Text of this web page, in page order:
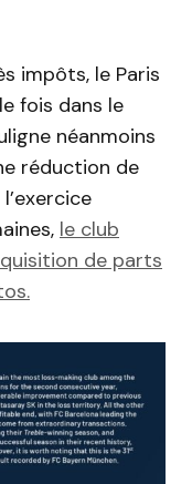
impôts, le Paris
fois dans le
néanmoins
réduction de
le club
de parts